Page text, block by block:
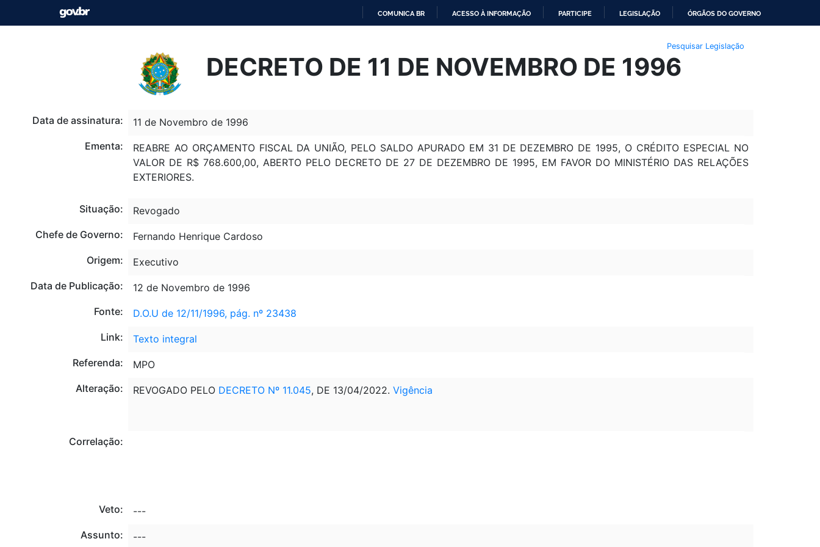
O
CONTEÚDO
COMUNICA BR ACESSO À INFORMAÇÃO PARTICIPE LEGISLAÇÃO ÓRGÃOS DO GOVERNO
Pesquisar Legislação
DECRETO DE 11 DE NOVEMBRO DE 1996
Data de assinatura:
11 de Novembro de 1996
Ementa:
REABRE AO ORÇAMENTO FISCAL DA UNIÃO, PELO SALDO APURADO EM 31 DE DEZEMBRO DE 1995, O CRÉDITO ESPECIAL NO
VALOR DE R$ 768.600,00, ABERTO PELO DECRETO DE 27 DE DEZEMBRO DE 1995, EM FAVOR DO MINISTÉRIO DAS RELAÇÕES
EXTERIORES.
Situação:
Revogado
Chefe de Governo:
Fernando Henrique Cardoso
Origem:
Executivo
Data de Publicação:
12 de Novembro de 1996
Fonte:
D.O.U de 12/11/1996, pág. nº 23438
Link:
Texto integral
Referenda:
MPO
Alteração:
REVOGADO PELO DECRETO Nº 11.045, DE 13/04/2022. Vigência
Correlação:
Veto:
---
Assunto:
---